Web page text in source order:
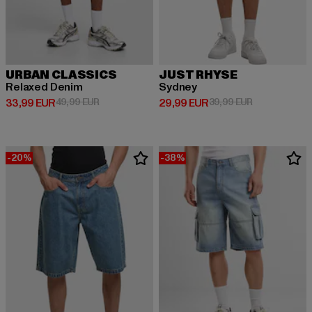
URBAN CLASSICS
Relaxed Denim
33,99 EUR
Derzeitiger Preis: 33,99 EUR
49,99 EURAktionspreis: 49,99 EUR
JUST RHYSE
Sydney
29,99 EUR
Derzeitiger Preis: 29,99 EUR
39,99 EURAktionspreis:
-20% -38%